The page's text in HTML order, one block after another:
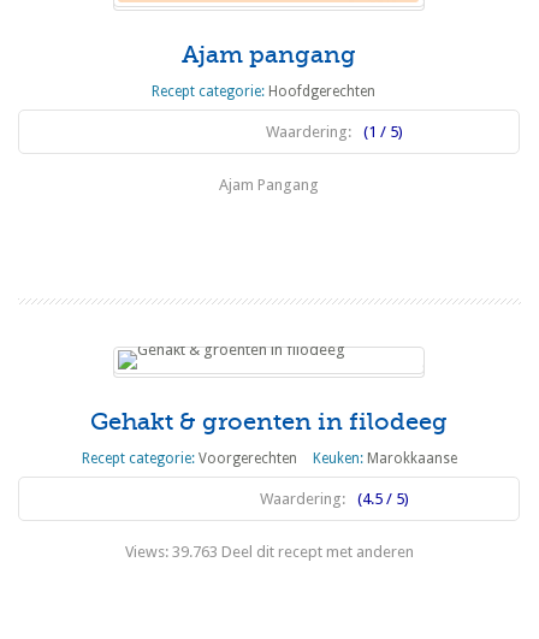
Ajam pangang
Recept categorie: Hoofdgerechten
Waardering: (1 / 5)
Ajam Pangang
Gehakt & groenten in filodeeg
Recept categorie: Voorgerechten Keuken: Marokkaanse
Waardering: (4.5 / 5)
Views: 39.763 Deel dit recept met anderen